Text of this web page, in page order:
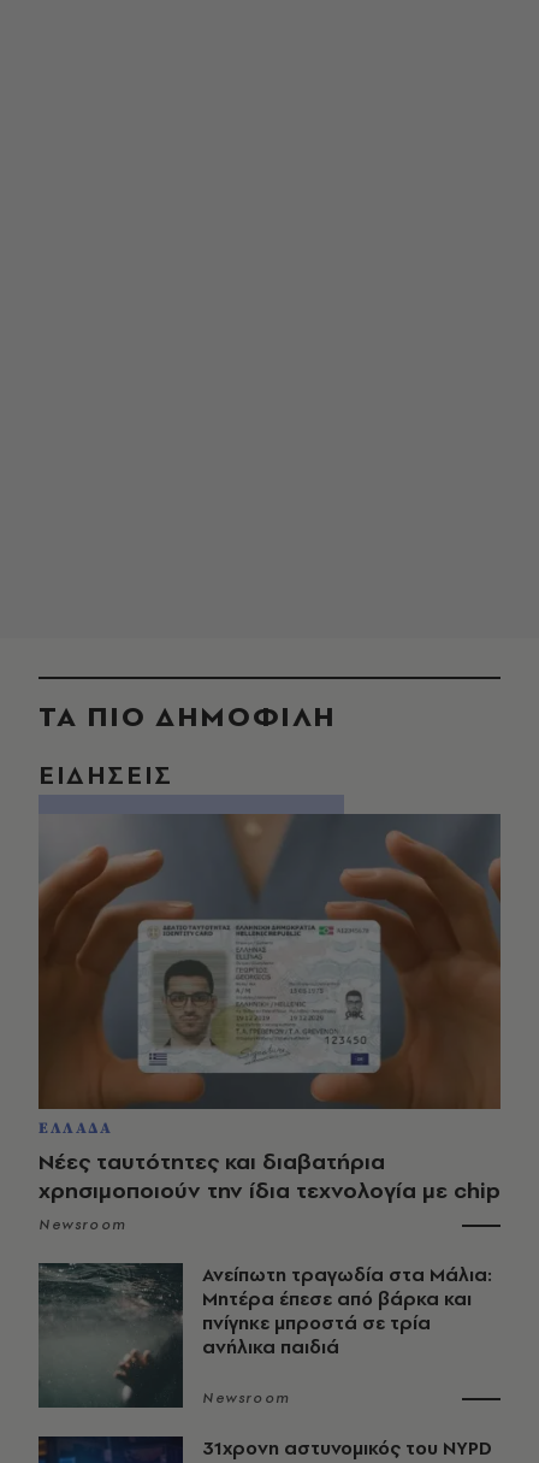
ΤΑ ΠΙΟ ΔΗΜΟΦΙΛΗ
ΕΙΔΗΣΕΙΣ
ΕΛΛΑΔΑ
Νέες ταυτότητες και διαβατήρια
χρησιμοποιούν την ίδια τεχνολογία με chip
Newsroom
Ανείπωτη τραγωδία στα Μάλια:
Μητέρα έπεσε από βάρκα και
πνίγηκε μπροστά σε τρία
ανήλικα παιδιά
Newsroom
31χρονη αστυνομικός του NYPD